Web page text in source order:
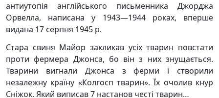
антиутопія англійського письменника Джорджа
Орвелла, написана у 1943—1944 роках, вперше
видана 17 серпня 1945 р.
Стара свиня Майор закликав усіх тварин повстати
проти фермера Джонса, бо він з них знущається.
Тварини вигнали Джонса з ферми і створили
незалежну країну «Колгосп тварин». Їх очолив кнур
Сніжок. Який виписав 7 настанов честі тварин…